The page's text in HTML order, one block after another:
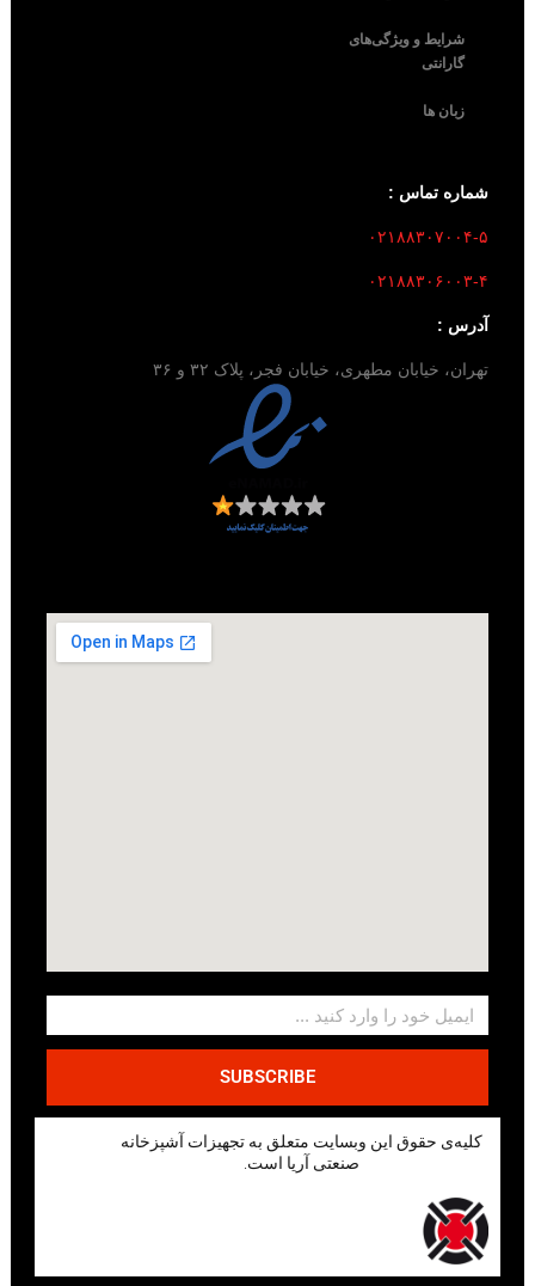
شرایط و ویژگی‌های
گارانتی
زبان ها
شماره تماس :
۰۲۱۸۸۳۰۷۰۰۴-۵
۰۲۱۸۸۳۰۶۰۰۳-۴
آدرس :
تهران، خیابان مطهری، خیابان فجر، پلاک ۳۲ و ۳۶
SUBSCRIBE
کلیه‌ی حقوق این وبسایت متعلق به تجهیزات آشپزخانه
صنعتی آریا است.